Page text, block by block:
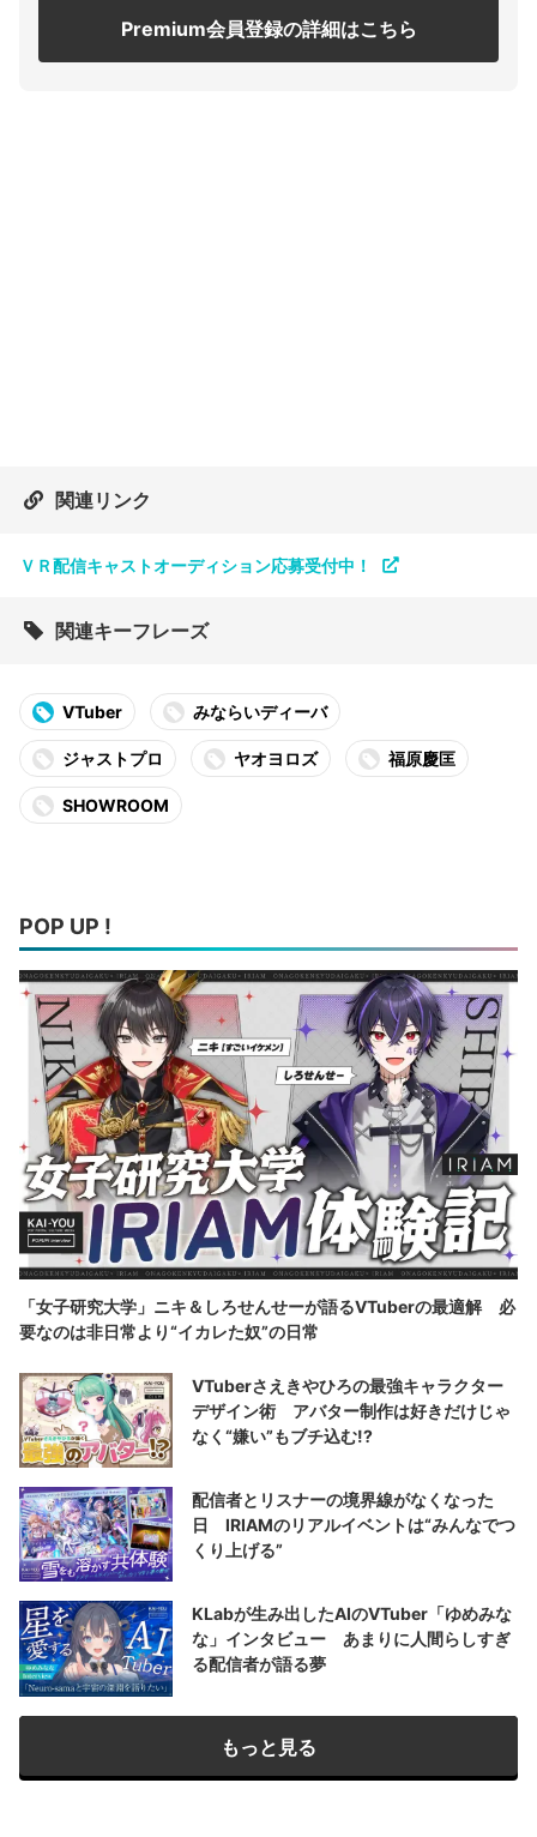
Premium会員登録の詳細はこちら
関連リンク
ＶＲ配信キャストオーディション応募受付中！
関連キーフレーズ
VTuber みならいディーバ
ジャストプロ ヤオヨロズ 福原慶匡
SHOWROOM
POP UP !
「女子研究大学」ニキ＆しろせんせーが語るVTuberの最適解 必
要なのは非日常より“イカレた奴”の日常
VTuberさえきやひろの最強キャラクター
デザイン術 アバター制作は好きだけじゃ
なく“嫌い”もブチ込む!?
配信者とリスナーの境界線がなくなった
日 IRIAMのリアルイベントは“みんなでつ
くり上げる”
KLabが生み出したAIのVTuber「ゆめみな
な」インタビュー あまりに人間らしすぎ
る配信者が語る夢
もっと見る